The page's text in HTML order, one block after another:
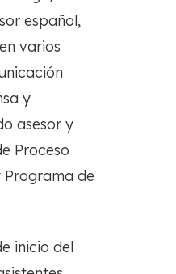
español,
varios
y
asesor y
Proceso
de
inicio del